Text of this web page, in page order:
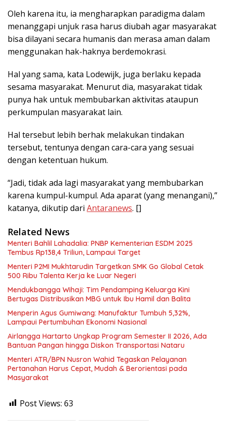
Oleh karena itu, ia mengharapkan paradigma dalam
menanggapi unjuk rasa harus diubah agar masyarakat
bisa dilayani secara humanis dan merasa aman dalam
menggunakan hak-haknya berdemokrasi.
Hal yang sama, kata Lodewijk, juga berlaku kepada
sesama masyarakat. Menurut dia, masyarakat tidak
punya hak untuk membubarkan aktivitas ataupun
perkumpulan masyarakat lain.
Hal tersebut lebih berhak melakukan tindakan
tersebut, tentunya dengan cara-cara yang sesuai
dengan ketentuan hukum.
“Jadi, tidak ada lagi masyarakat yang membubarkan
karena kumpul-kumpul. Ada aparat (yang menangani),”
katanya, dikutip dari Antaranews. []
Related News
Menteri Bahlil Lahadalia: PNBP Kementerian ESDM 2025
Tembus Rp138,4 Triliun, Lampaui Target
Menteri P2MI Mukhtarudin Targetkan SMK Go Global Cetak
500 Ribu Talenta Kerja ke Luar Negeri
Mendukbangga Wihaji: Tim Pendamping Keluarga Kini
Bertugas Distribusikan MBG untuk Ibu Hamil dan Balita
Menperin Agus Gumiwang: Manufaktur Tumbuh 5,32%,
Lampaui Pertumbuhan Ekonomi Nasional
Airlangga Hartarto Ungkap Program Semester II 2026, Ada
Bantuan Pangan hingga Diskon Transportasi Nataru
Menteri ATR/BPN Nusron Wahid Tegaskan Pelayanan
Pertanahan Harus Cepat, Mudah & Berorientasi pada
Masyarakat
Post Views: 63